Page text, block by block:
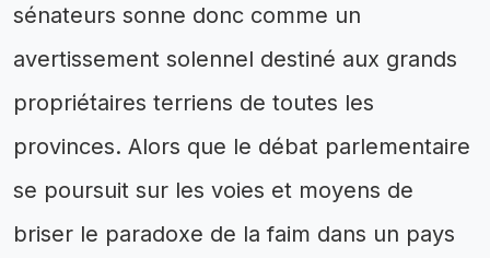
sénateurs sonne donc comme un
avertissement solennel destiné aux grands
propriétaires terriens de toutes les
provinces. Alors que le débat parlementaire
se poursuit sur les voies et moyens de
briser le paradoxe de la faim dans un pays